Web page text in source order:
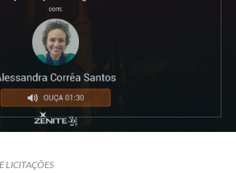
Receba por RSS
Sete de Setembro, 4698
Curitiba/PR CEP80240-000
(41) 98881-6616
LICITAÇÕES